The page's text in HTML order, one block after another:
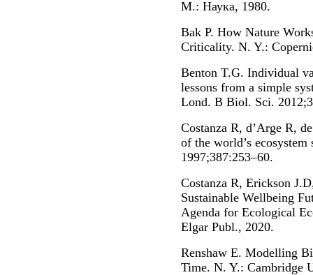
М.: Наука, 1980.
Bak P. How Nature
Criticality. N. Y.:
Benton T.G. Individual
lessons from a simple
Lond. B Biol. Sci.
Costanza R, d’Arge R,
of the world’s
1997;387:253–60.
Costanza R, Erickson
Sustainable Wellbeing
Agenda for Ecological
Elgar Publ., 2020.
Renshaw E. Modelling
Time. N. Y.: Cambridge